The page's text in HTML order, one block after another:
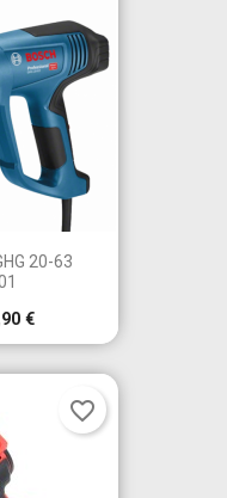
20-63
€
favorite_border